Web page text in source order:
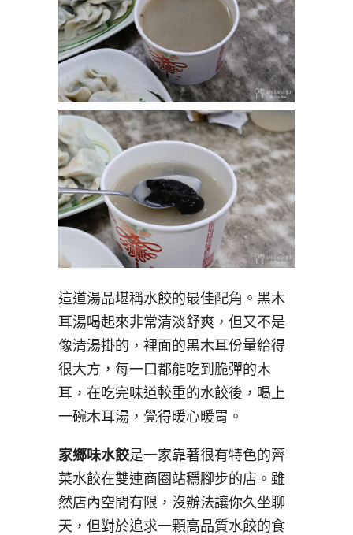
這道湯品堪稱水餃的最佳配角。黑木
耳湯喝起來非常清淡舒爽，但又不是
像清湯掛的，裡面的黑木耳份量給得
很大方，每一口都能吃到脆彈的木
耳，在吃完味道較重的水餃後，喝上
一碗木耳湯，覺得暖心暖胃。
家鄉味水餃是一家靠著很有特色的薺
菜水餃在雙連商圈站穩腳步的店。雖
然店內空間有限，沒辦法讓你久坐聊
天，但對於追求一顆高品質水餃的食